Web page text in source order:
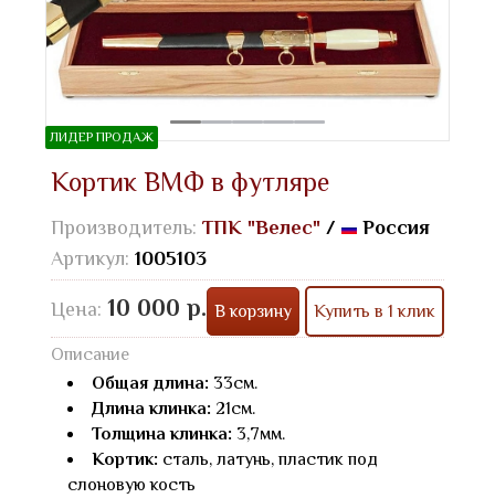
ЛИДЕР ПРОДАЖ
Кортик ВМФ в футляре
Производитель: ТПК "Велес" /
Россия
Артикул: 1005103
Цена: 10 000 р. В корзину Купить в 1 клик
Описание
Общая длина: 33см.
Длина клинка: 21см.
Толщина клинка: 3,7мм.
Кортик: сталь, латунь, пластик под
слоновую кость